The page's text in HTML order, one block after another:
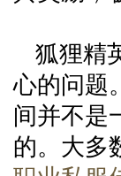
狐狸精
心的问题
间并不是
的。大多